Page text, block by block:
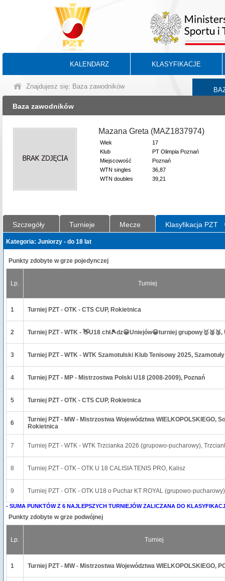
KALENDARZ KLASYFIKACJE
Znajdujesz się: Baza zawodników
Baza zawodników
Mazana Greta (MAZ1837974)
Wiek
17
Klub
PT Olimpia Poznań
Miejscowość
Poznań
WTN singles
36,87
WTN doubles
39,21
Szczegóły Turnieje Mecze Klasyfikacja PZT
Kategoria: Juniorzy - do 18 lat
Punkty zdobyte w grze pojedynczej
Lp. Turniej
1 Turniej PZT - OTK - CTS CUP, Rokietnica
2 Turniej PZT - WTK - 👋U18 chł🎾dz😀Uniejów😀turniej grupowy🥇🥈🥉,
3 Turniej PZT - WTK - WTK Szamotulski Klub Tenisowy 2025, Szamotuły
4 Turniej PZT - MP - Mistrzostwa Polski U18 (2008-2009), Poznań
5 Turniej PZT - OTK - CTS CUP, Rokietnica
6
Turniej PZT - MW - Mistrzostwa Województwa WIELKOPOLSKIEGO,
Rokietnica
7 Turniej PZT - WTK - WTK Trzcianka 2026 (grupowo-pucharowy),
8 Turniej PZT - OTK - OTK U 18 CALISIA TENIS PRO, Kalisz
9 Turniej PZT - OTK - OTK U18 o Puchar KT ROYAL (grupowo-
- SUMA PUNKTÓW Z 6 NAJLEPSZYCH TURNIEJÓW ZALICZANA DO
Punkty zdobyte w grze podwójnej
Lp. Turniej
1 Turniej PZT - MW - Mistrzostwa Województwa WIELKOPOLSKIEGO,